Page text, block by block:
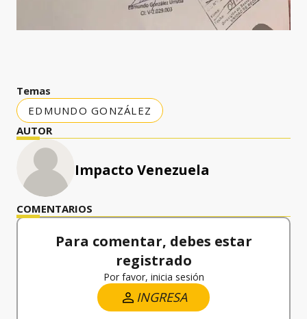
Temas
EDMUNDO GONZÁLEZ
AUTOR
Impacto Venezuela
COMENTARIOS
Para comentar, debes estar
registrado
Por favor, inicia sesión
INGRESA